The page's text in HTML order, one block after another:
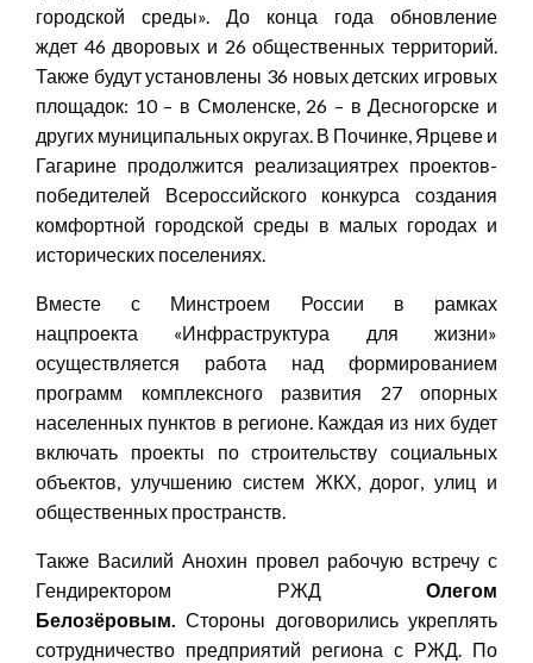
городской среды». До конца года обновление
ждет 46 дворовых и 26 общественных территорий.
Также будут установлены 36 новых детских игровых
площадок: 10 – в Смоленске, 26 – в Десногорске и
других муниципальных округах. В Починке, Ярцеве и
Гагарине продолжится реализациятрех проектов-
победителей Всероссийского конкурса создания
комфортной городской среды в малых городах и
исторических поселениях.
Вместе с Минстроем России в рамках
нацпроекта «Инфраструктура для жизни»
осуществляется работа над формированием
программ комплексного развития 27 опорных
населенных пунктов в регионе. Каждая из них будет
включать проекты по строительству социальных
объектов, улучшению систем ЖКХ, дорог, улиц и
общественных пространств.
Также Василий Анохин провел рабочую встречу с
Гендиректором РЖДОлегом
Белозёровым.Стороны договорились укреплять
сотрудничество предприятий региона с РЖД. По